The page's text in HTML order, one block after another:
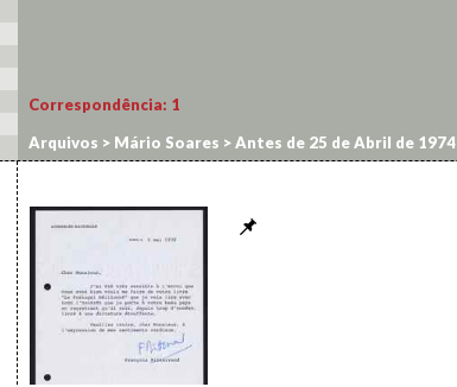
Correspondência: 1
Arquivos > Mário Soares >Antes de 25 de Abril de 1974